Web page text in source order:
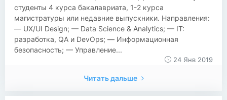
студенты 4 курса бакалавриата, 1-2 курса
магистратуры или недавние выпускники. Направления:
— UX/UI Design; — Data Science & Analytics; — IT:
разработка, QA и DevOps; — Информационная
безопасность; — Управление...
24 Янв 2019
Читать дальше